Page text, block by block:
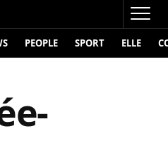
PEOPLE SPORT ELLE